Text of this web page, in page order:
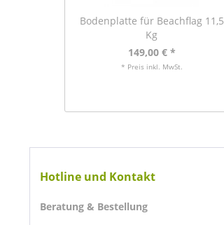
Bodenplatte für Beachflag 11,5
Kg
149,00 € *
* Preis inkl. MwSt.
Hotline und Kontakt
Beratung & Bestellung